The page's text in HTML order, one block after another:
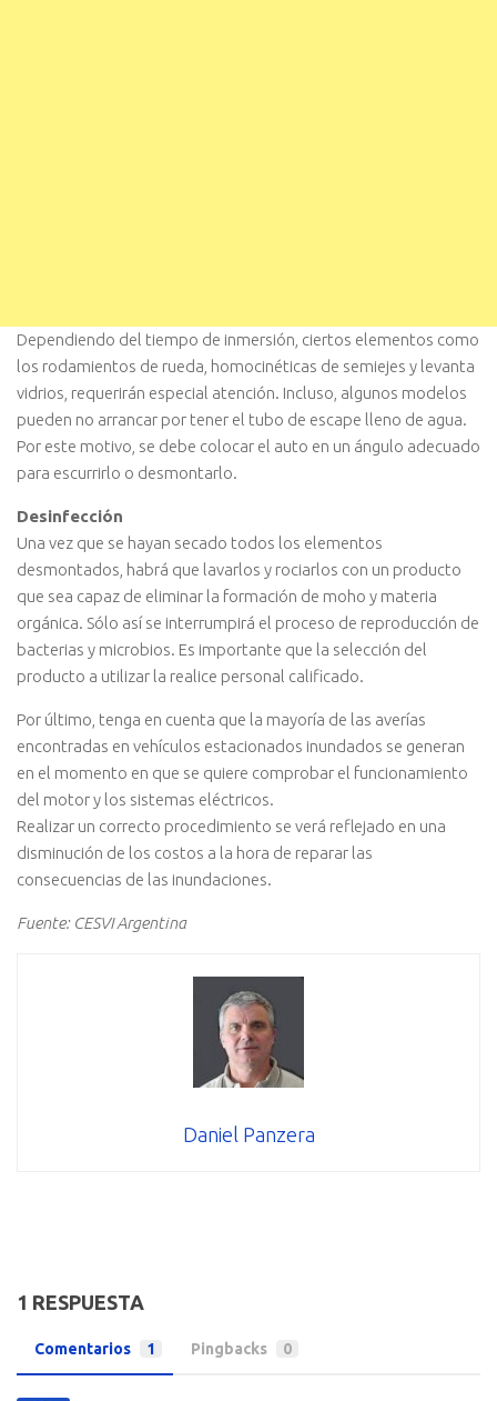
Dependiendo del tiempo de inmersión, ciertos elementos como
los rodamientos de rueda, homocinéticas de semiejes y levanta
vidrios, requerirán especial atención. Incluso, algunos modelos
pueden no arrancar por tener el tubo de escape lleno de agua.
Por este motivo, se debe colocar el auto en un ángulo adecuado
para escurrirlo o desmontarlo.
Desinfección
Una vez que se hayan secado todos los elementos
desmontados, habrá que lavarlos y rociarlos con un producto
que sea capaz de eliminar la formación de moho y materia
orgánica. Sólo así se interrumpirá el proceso de reproducción de
bacterias y microbios. Es importante que la selección del
producto a utilizar la realice personal calificado.
Por último, tenga en cuenta que la mayoría de las averías
encontradas en vehículos estacionados inundados se generan
en el momento en que se quiere comprobar el funcionamiento
del motor y los sistemas eléctricos.
Realizar un correcto procedimiento se verá reflejado en una
disminución de los costos a la hora de reparar las
consecuencias de las inundaciones.
Fuente: CESVI Argentina
Daniel Panzera
1 RESPUESTA
Comentarios 1 Pingbacks 0